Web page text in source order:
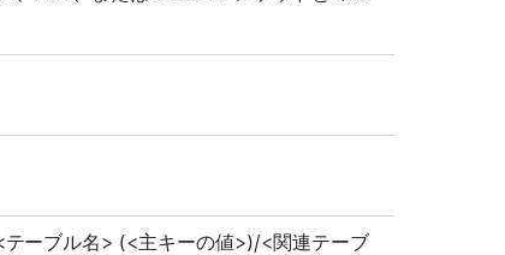
ーブル名> (<主キーの値>)/<関連テーブ